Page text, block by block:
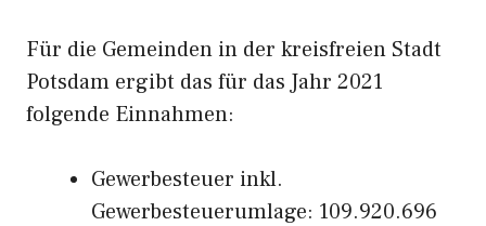
Für die Gemeinden in der kreisfreien Stadt
Potsdam ergibt das für das Jahr 2021
folgende Einnahmen:
Gewerbesteuer inkl.
Gewerbesteuerumlage: 109.920.696